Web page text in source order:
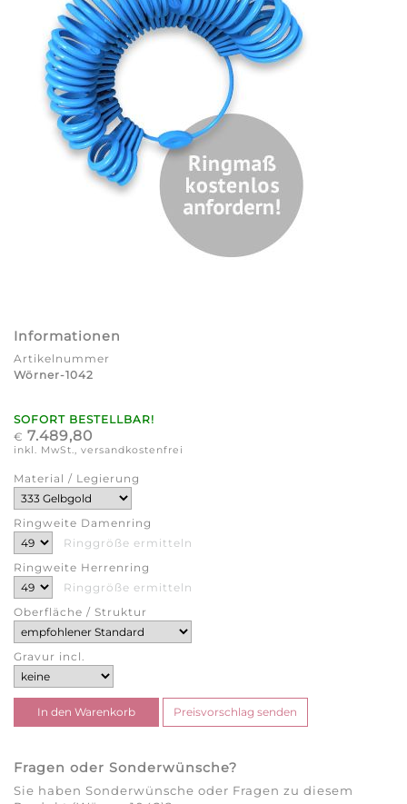
Informationen
Artikelnummer
Wörner-1042
SOFORT BESTELLBAR!
€ 7.489,80
inkl. MwSt., versandkostenfrei
Material / Legierung
Ringweite Damenring
Ringgröße ermitteln
Ringweite Herrenring
Ringgröße ermitteln
Oberfläche / Struktur
Gravur incl.
Fragen oder Sonderwünsche?
Sie haben Sonderwünsche oder Fragen zu diesem